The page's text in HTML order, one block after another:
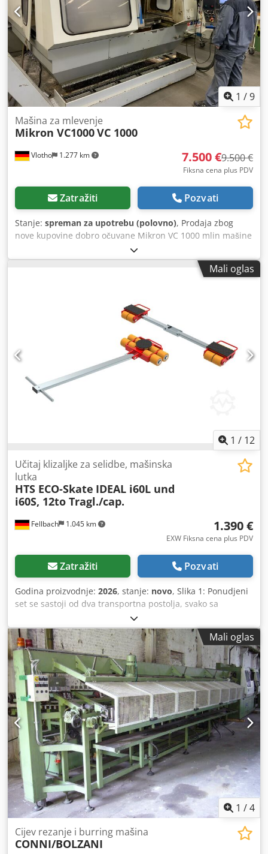
odmah dostupan Lokacija artikla je 75053 Gondelsheim Na
raspolaganju su još dizalice, kapacitet podizanja 80-
5000Kg, molim vas raspitajte se Pogledajte slike Isporuka
po teretnom prosleđivanje ili pik-ap samo po zakazanoj
obavezi
1 /9
Vlotho 1.277 km
Mašina za mlevenje
Mikron VC1000VC 1000
7.500 €9.500 €
Fiksna cena plus PDV
Zatražiti Pozvati
Stanje: spreman za upotrebu (polovno), Prodaja zbog
nove kupovine dobro očuvane Mikron VC 1000 mlin mašine
Mali oglas
1 / 12
Fellbach 1.045 km
Učitaj klizaljke za selidbe, mašinska
lutka
HTS ECO-Skate IDEAL i60L und
i60S, 12to Tragl./cap.
1.390 €
EXW Fiksna cena plus PDV
Zatražiti Pozvati
Godina proizvodnje: 2026, stanje: novo, Slika 1: Ponudjeni
set se sastoji od dva transportna postolja, svako sa
nosivošću od po 6 tona. Ukupno je moguće transportovati
12 tona. Opremljeni su visokokvalitetnim PU točkovima.
Preostale slike: Dodatna transportna postolja u različitim
dimenzijama sa visinom umetanja od 60 do 220 mm i
nosivošću između 5 i 220 tona. Moguća izvedba kao 3-
tačka, 4-tačka, transportno postolje za kontejnere,
rotaciono postolje sa poliuretanskim točkovima (za sve
vrste podova) ili najlonskim točkovima (za ravne, glatke
podove). Molimo Vas da nam pošaljete upit sa navedenom
težinom za transport i načinom upotrebe, kako bismo
mogli da Vam pošaljemo ponudu. Rokovi isporuke kratki iz
lagera. Slike predstavljaju izbor iz našeg asortimana.
Chodpfx Afsgi Dl Nj Dja
Mali oglas
1 /4
Cijev rezanje i burring mašina
CONNI/BOLZANI